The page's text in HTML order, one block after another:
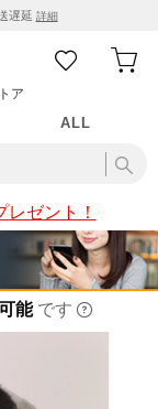
遅延 詳細
ア
ALL
ゼント！
能 です